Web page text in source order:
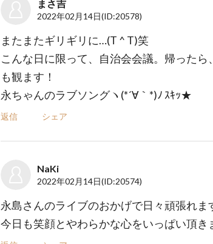
まさ吉
2022年02月14日(ID:20578)
またまたギリギリに…(T ^ T)笑
こんな日に限って、自治会会議。帰ったら
も観ます！
永ちゃんのラブソングヽ(*´∀｀*)ﾉ ｽｷｯ★
返信 シェア
NaKi
2022年02月14日(ID:20574)
永島さんのライブのおかげで日々頑張れま
今日も笑顔とやわらかな心をいっぱい頂